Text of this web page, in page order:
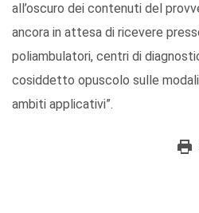
all’oscuro dei contenuti del
ancora in attesa di ricevere
poliambulatori, centri di
cosiddetto opuscolo sulle
ambiti applicativi”.